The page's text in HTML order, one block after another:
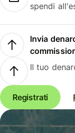
spendi
Invia
Il tuo
Registrati